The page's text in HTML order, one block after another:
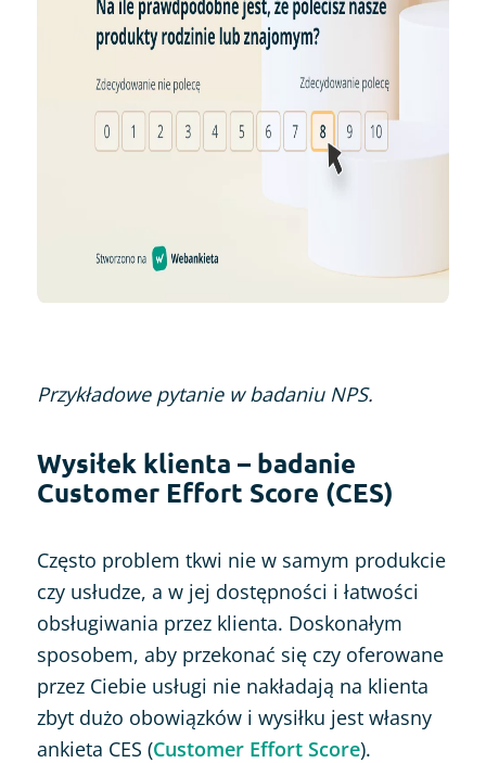
Przykładowe pytanie w badaniu NPS.
Wysiłek klienta – badanie
Customer Effort Score (CES)
Często problem tkwi nie w samym produkcie
czy usłudze, a w jej dostępności i łatwości
obsługiwania przez klienta. Doskonałym
sposobem, aby przekonać się czy oferowane
przez Ciebie usługi nie nakładają na klienta
zbyt dużo obowiązków i wysiłku jest własny
ankieta CES (Customer Effort Score).